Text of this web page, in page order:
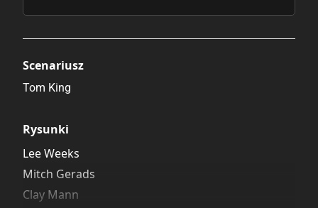
Scenariusz
Tom King
Rysunki
Lee Weeks
Mitch Gerads
Clay Mann